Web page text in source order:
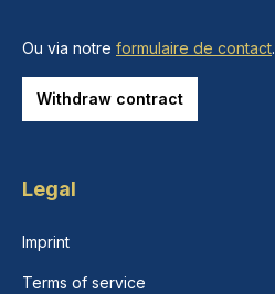
Ou via notre formulaire de contact.
Withdraw contract
Legal
Imprint
Terms of service